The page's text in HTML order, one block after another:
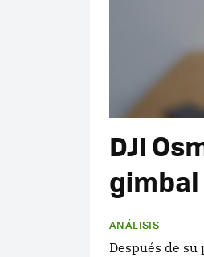
DJI
ANÁLISIS
Después de